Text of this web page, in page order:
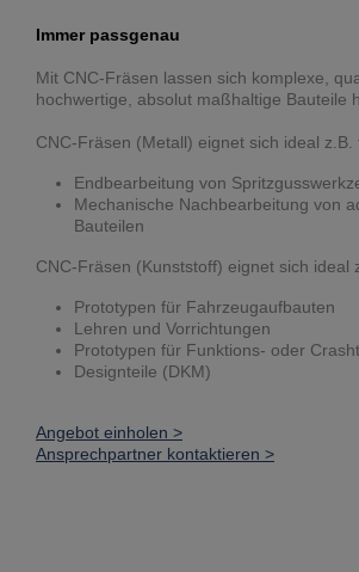
Immer passgenau
Mit CNC-Fräsen lassen sich komplexe,
hochwertige, absolut maßhaltige Bauteile
CNC-Fräsen (Metall) eignet sich ideal z.B.
Endbearbeitung von
Mechanische Nachbearbeitung von
Bauteilen
CNC-Fräsen (Kunststoff) eignet sich ideal
Prototypen für Fahrzeugaufbauten
Lehren und Vorrichtungen
Prototypen für Funktions- oder
Designteile (DKM)
Angebot einholen >
Ansprechpartner kontaktieren >